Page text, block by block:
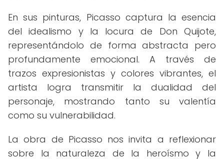
En sus pinturas, Picasso captura la esencia
del idealismo y la locura de Don Quijote,
representándolo de forma abstracta pero
profundamente emocional. A través de
trazos expresionistas y colores vibrantes, el
artista logra transmitir la dualidad del
personaje, mostrando tanto su valentía
como su vulnerabilidad.
La obra de Picasso nos invita a reflexionar
sobre la naturaleza de la heroísmo y la